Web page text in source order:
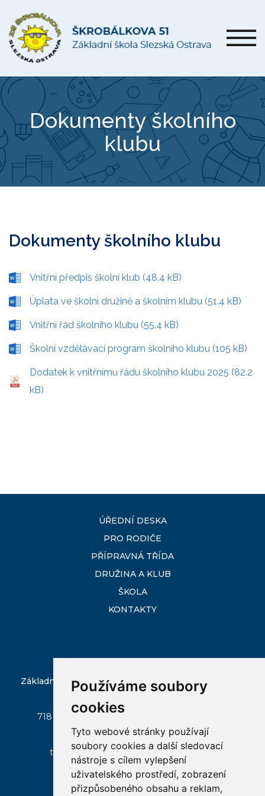
Používáme soubory
cookies
Tyto webové stránky používají
soubory cookies a další sledovací
nástroje s cílem vylepšení
uživatelského prostředí, zobrazení
přizpůsobeného obsahu a reklam,
Dokumenty školního
klubu
Dokumenty školního klubu
Vnitřní předpis školní klub (48.4 kB)
Úplata ve školní družině a školním klubu (51.4 kB)
Vnitřní řád školního klubu (55.4 kB)
Školní vzdělávací program školního klubu (105 kB)
Dodatek k vnitřnímu řádu školního klubu 2025 (82.2
kB)
ÚŘEDNÍ DESKA
PRO RODIČE
PŘÍPRAVNÁ TŘÍDA
DRUŽINA A KLUB
ŠKOLA
KONTAKTY
Základní škola Ostrava-Slezská Ostrava, Škrobálkova
718 00 Ostrava - Kunčičky, Škrobálkova 51/300
zs-skrobalkova@seznam.cz
tel:
596 237 045, mobil:+420 602 522 146